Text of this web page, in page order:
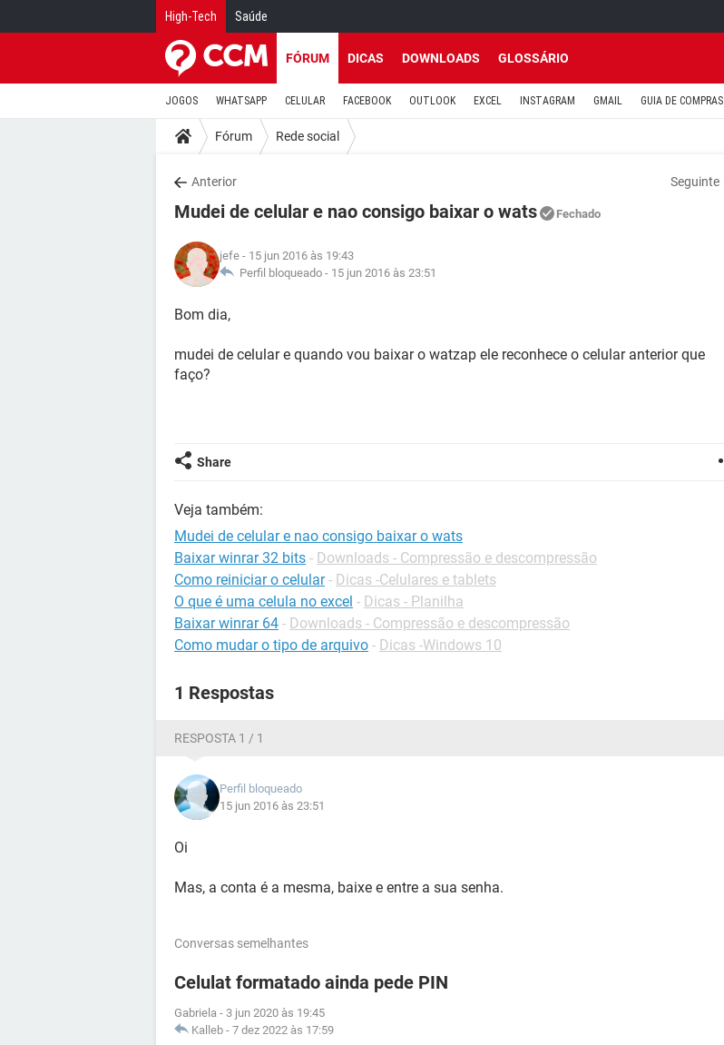
High-Tech Saúde
FÓRUM DICAS DOWNLOADS GLOSSÁRIO
JOGOS WHATSAPP CELULAR FACEBOOK OUTLOOK EXCEL INSTAGRAM GMAIL GUIA DE COMPRAS
Fórum Rede social
Anterior Seguinte
Mudei de celular e nao consigo baixar o wats Fechado
jefe - 15 jun 2016 às 19:43
Perfil bloqueado - 15 jun 2016 às 23:51
Bom dia,
mudei de celular e quando vou baixar o watzap ele reconhece o celular anterior que
faço?
Share
Veja também:
Mudei de celular e nao consigo baixar o wats
Baixar winrar 32 bits - Downloads - Compressão e descompressão
Como reiniciar o celular - Dicas -Celulares e tablets
O que é uma celula no excel - Dicas - Planilha
Baixar winrar 64 - Downloads - Compressão e descompressão
Como mudar o tipo de arquivo - Dicas -Windows 10
1 Respostas
RESPOSTA 1 / 1
Perfil bloqueado
15 jun 2016 às 23:51
Oi
Mas, a conta é a mesma, baixe e entre a sua senha.
Conversas semelhantes
Celulat formatado ainda pede PIN
Gabriela - 3 jun 2020 às 19:45
Kalleb - 7 dez 2022 às 17:59